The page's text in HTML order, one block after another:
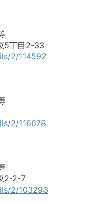
5丁目2-33
2/114592
2/116678
2-2-7
2/103293